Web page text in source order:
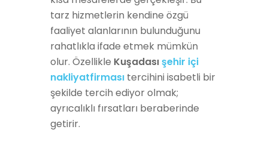
tarz hizmetlerin kendine özgü
faaliyet alanlarının bulunduğunu
rahatlıkla ifade etmek mümkün
olur. Özellikle Kuşadasışehir içi
nakliyatfirması tercihini isabetli bir
şekilde tercih ediyor olmak;
ayrıcalıklı fırsatları beraberinde
getirir.